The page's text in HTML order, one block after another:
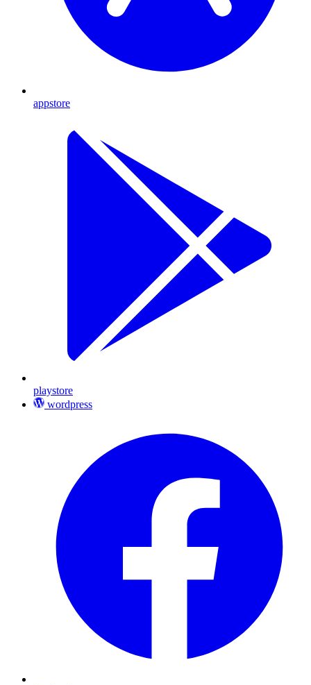
appstore
playstore
wordpress